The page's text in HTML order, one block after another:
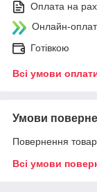
Оплата на
Онлайн-
Готівкою
Всі умови
Умови
Повернення
Всі умови